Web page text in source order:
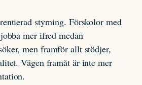
styrning. Förskolor med
mer ifred medan
men framför allt stödjer,
Vägen framåt är inte mer